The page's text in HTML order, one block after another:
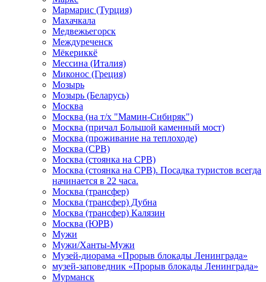
Мармарис (Турция)
Махачкала
Медвежьегорск
Междуреченск
Мёкериккё
Мессина (Италия)
Миконос (Греция)
Мозырь
Мозырь (Беларусь)
Москва
Москва (на т/х "Мамин-Сибиряк")
Москва (причал Большой каменный мост)
Москва (проживание на теплоходе)
Москва (СРВ)
Москва (стоянка на СРВ)
Москва (стоянка на СРВ). Посадка туристов всегда
начинается в 22 часа.
Москва (трансфер)
Москва (трансфер) Дубна
Москва (трансфер) Калязин
Москва (ЮРВ)
Мужи
Мужи/Ханты-Мужи
Музей-диорама «Прорыв блокады Ленинграда»
музей-заповедник «Прорыв блокады Ленинграда»
Мурманск